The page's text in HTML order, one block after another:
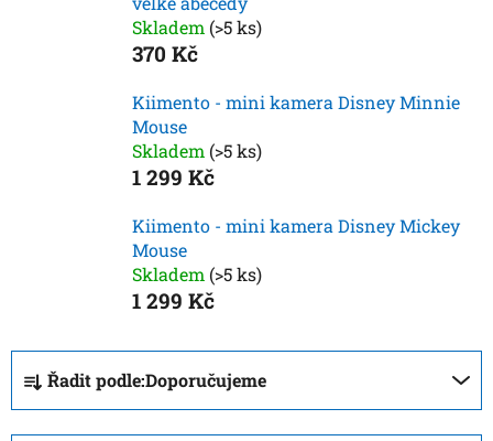
Skladem (>5 ks)
370 Kč
Kiimento - mini kamera Disney Minnie
Mouse
Skladem (>5 ks)
1 299 Kč
Kiimento - mini kamera Disney Mickey
Mouse
Skladem (>5 ks)
1 299 Kč
Ř
a
z
Řadit podle:Doporučujeme